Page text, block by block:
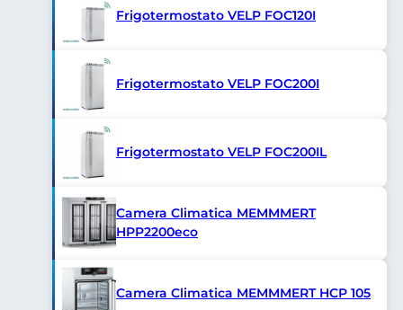
Frigotermostato VELP FOC120I
Frigotermostato VELP FOC200I
Frigotermostato VELP FOC200IL
Camera Climatica MEMMMERT
HPP2200eco
Camera Climatica MEMMMERT HCP 105